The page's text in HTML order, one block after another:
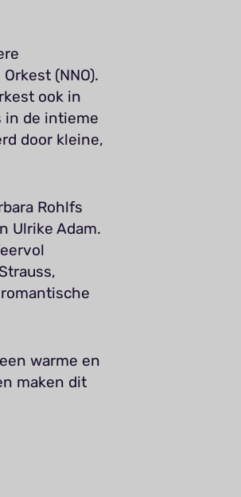
(NNO).
ook in
in de intieme
door kleine,
Rohlfs
Ulrike Adam.
warme en
maken dit